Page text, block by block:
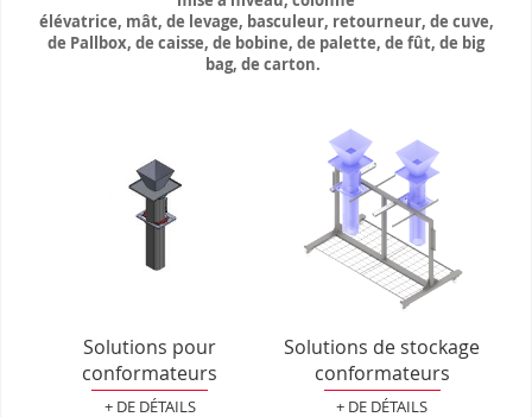
élévatrice, mât, de levage, basculeur, retourneur, de cuve,
de Pallbox, de caisse, de bobine, de palette, de fût, de big
bag, de carton.
Solutions pour
conformateurs
+ DE DÉTAILS
Solutions de stockage
conformateurs
+ DE DÉTAILS